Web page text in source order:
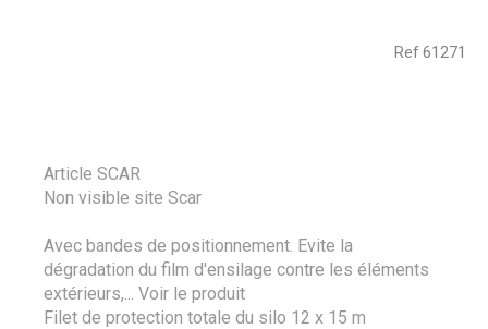
Ref61271
Article SCAR
Non visible site Scar
Avec bandes de positionnement. Evite la
dégradation du film d'ensilage contre les éléments
extérieurs,...
Voir le produit
Filet de protection totale du silo 12 x 15 m